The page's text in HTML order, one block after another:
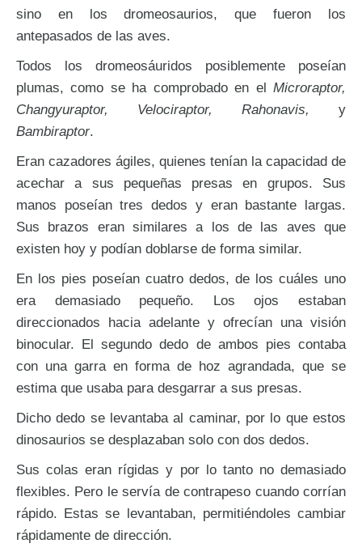
sino en los dromeosaurios, que fueron los
antepasados de las aves.
Todos los dromeosáuridos posiblemente poseían
plumas, como se ha comprobado en el Microraptor,
Changyuraptor, Velociraptor, Rahonavis, y
Bambiraptor.
Eran cazadores ágiles, quienes tenían la capacidad de
acechar a sus pequeñas presas en grupos. Sus
manos poseían tres dedos y eran bastante largas.
Sus brazos eran similares a los de las aves que
existen hoy y podían doblarse de forma similar.
En los pies poseían cuatro dedos, de los cuáles uno
era demasiado pequeño. Los ojos estaban
direccionados hacia adelante y ofrecían una visión
binocular. El segundo dedo de ambos pies contaba
con una garra en forma de hoz agrandada, que se
estima que usaba para desgarrar a sus presas.
Dicho dedo se levantaba al caminar, por lo que estos
dinosaurios se desplazaban solo con dos dedos.
Sus colas eran rígidas y por lo tanto no demasiado
flexibles. Pero le servía de contrapeso cuando corrían
rápido. Estas se levantaban, permitiéndoles cambiar
rápidamente de dirección.